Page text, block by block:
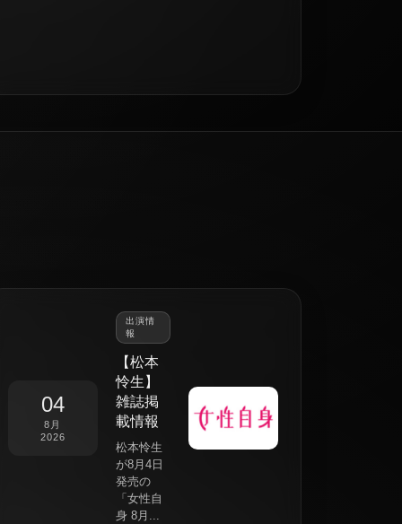
04
8月
2026
出演情
報
【松本
怜生】
雑誌掲
載情報
松本怜生
が8月4日
発売の
「女性自
身 8月...